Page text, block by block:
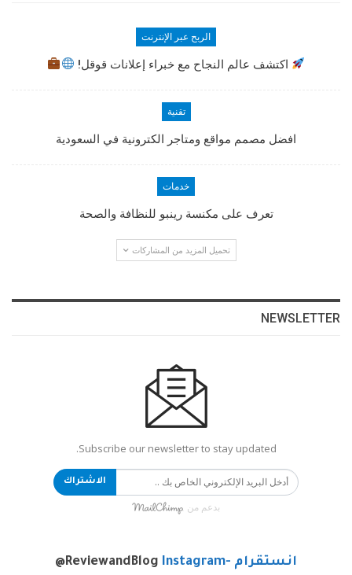
الربح عبر الإنترنت
اكتشف عالم النجاح مع خبراء إعلانات قوقل!
تقنية
افضل مصمم مواقع ومتاجر الكترونية في السعودية
خدمات
تعرف على مكنسة رينبو للنظافة والصحة
تحميل المزيد من المشاركات
NEWSLETTER
Subscribe our newsletter to stay updated.
الاشتراك
بدعم من
انستقرام -Instagram @ReviewandBlog